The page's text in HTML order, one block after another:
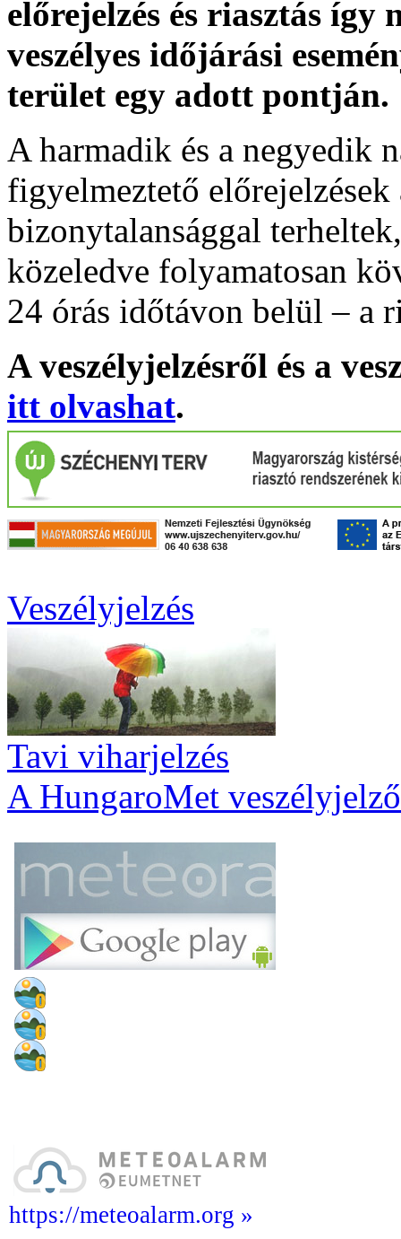
előrejelzés és riasztás
veszélyes időjárási
terület egy adott pontján.
A harmadik és a negyedik
figyelmeztető
bizonytalansággal
közeledve folyamatosan
24 órás időtávon belül – a
A veszélyjelzésről és a
itt olvashat.
Veszélyjelzés
Tavi viharjelzés
A HungaroMet
https://meteoalarm.org »